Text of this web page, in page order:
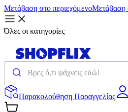
Μετάβαση στο περιεχόμενοΜετάβαση
Όλες οι κατηγορίες
Παρακολούθηση Παραγγελίας